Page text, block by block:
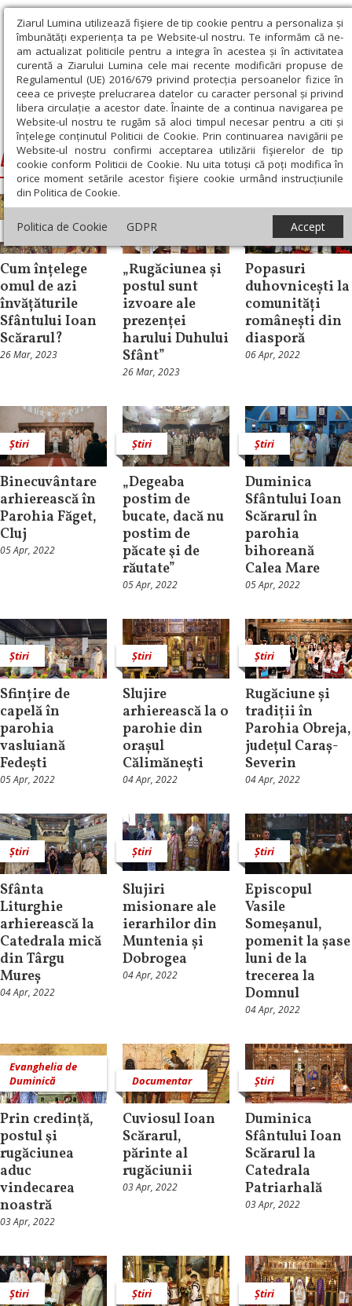
Ziarul Lumina utilizează fişiere de tip cookie pentru a personaliza și
îmbunătăți experiența ta pe Website-ul nostru. Te informăm că ne-
am actualizat politicile pentru a integra în acestea și în activitatea
curentă a Ziarului Lumina cele mai recente modificări propuse de
Regulamentul (UE) 2016/679 privind protecția persoanelor fizice în
ceea ce privește prelucrarea datelor cu caracter personal și privind
libera circulație a acestor date. Înainte de a continua navigarea pe
Website-ul nostru te rugăm să aloci timpul necesar pentru a citi și
înțelege conținutul Politicii de Cookie. Prin continuarea navigării pe
Website-ul nostru confirmi acceptarea utilizării fişierelor de tip
cookie conform Politicii de Cookie. Nu uita totuși că poți modifica în
orice moment setările acestor fişiere cookie urmând instrucțiunile
din Politica de Cookie.
Politica de Cookie GDPR Accept
Ziarul Lumina › Duminica Sfântului Ioan Scărarul
Duminica Sfântului Ioan Scărarul
Analiză
Cum înțelege
omul de azi
învățăturile
Sfântului Ioan
Scărarul?
26 Mar, 2023
Știri
„Rugăciunea și
postul sunt
izvoare ale
prezenței
harului Duhului
Sfânt”
26 Mar, 2023
Diaspora
Popasuri
duhovnicești la
comunități
românești din
diasporă
06 Apr, 2022
Știri
Binecuvântare
arhierească în
Parohia Făget,
Cluj
05 Apr, 2022
Știri
„Degeaba
postim de
bucate, dacă nu
postim de
păcate şi de
răutate”
05 Apr, 2022
Știri
Duminica
Sfântului Ioan
Scărarul în
parohia
bihoreană
Calea Mare
05 Apr, 2022
Știri
Sfințire de
capelă în
parohia
vasluiană
Fedești
05 Apr, 2022
Știri
Slujire
arhierească la o
parohie din
orașul
Călimănești
04 Apr, 2022
Știri
Rugăciune și
tradiții în
Parohia Obreja,
județul Caraș-
Severin
04 Apr, 2022
Știri
Sfânta
Liturghie
arhierească la
Catedrala mică
din Târgu
Mureș
04 Apr, 2022
Știri
Slujiri
misionare ale
ierarhilor din
Muntenia și
Dobrogea
04 Apr, 2022
Știri
Episcopul
Vasile
Someșanul,
pomenit la șase
luni de la
trecerea la
Domnul
04 Apr, 2022
Evanghelia de
Duminică
Prin credinţă,
postul şi
rugăciunea
aduc
vindecarea
noastră
03 Apr, 2022
Documentar
Cuviosul Ioan
Scărarul,
părinte al
rugăciunii
03 Apr, 2022
Știri
Duminica
Sfântului Ioan
Scărarul la
Catedrala
Patriarhală
03 Apr, 2022
Știri Știri Știri